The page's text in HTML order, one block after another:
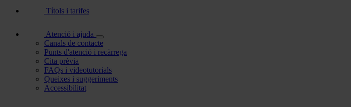
Títols i tarifes
Atenció i ajuda
Canals de contacte
Punts d'atenció i recàrrega
Cita prèvia
FAQs i videotutorials
Queixes i suggeriments
Accessibilitat